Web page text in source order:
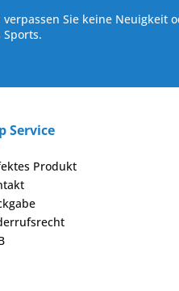
Sie keine Neuigkeit
Service
Produkt